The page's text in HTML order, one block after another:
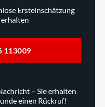
Ersteinschätzung
erhalten
113009
– Sie erhalten
einen Rückruf!